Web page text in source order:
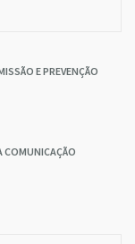
E PREVENÇÃO